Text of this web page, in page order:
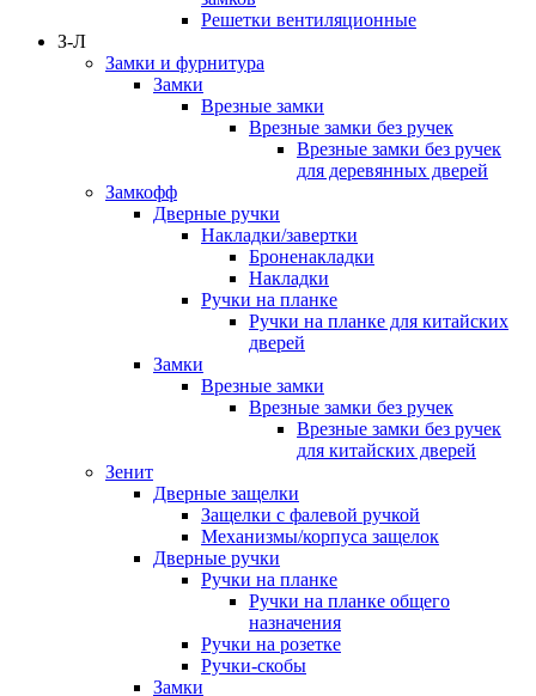
Решетки вентиляционные
З-Л
Замки и фурнитура
Замки
Врезные замки
Врезные замки без ручек
Врезные замки без ручек
для деревянных дверей
Замкофф
Дверные ручки
Накладки/завертки
Броненакладки
Накладки
Ручки на планке
Ручки на планке для китайских
дверей
Замки
Врезные замки
Врезные замки без ручек
Врезные замки без ручек
для китайских дверей
Зенит
Дверные защелки
Защелки с фалевой ручкой
Механизмы/корпуса защелок
Дверные ручки
Ручки на планке
Ручки на планке общего
назначения
Ручки на розетке
Ручки-скобы
Замки